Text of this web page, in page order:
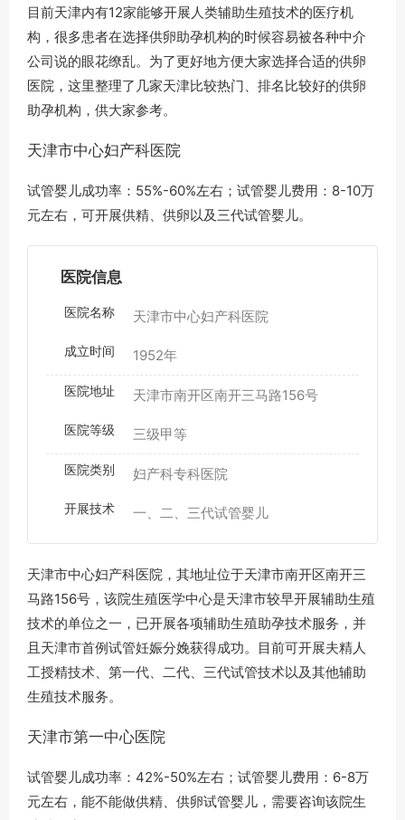
目前天津内有12家能够开展人类辅助生殖技术的医疗机
构，很多患者在选择供卵助孕机构的时候容易被各种中介
公司说的眼花缭乱。为了更好地方便大家选择合适的供卵
医院，这里整理了几家天津比较热门、排名比较好的供卵
助孕机构，供大家参考。
天津市中心妇产科医院
试管婴儿成功率：55%-60%左右；试管婴儿费用：8-10万
元左右，可开展供精、供卵以及三代试管婴儿。
医院信息
医院名称 天津市中心妇产科医院
成立时间 1952年
医院地址 天津市南开区南开三马路156号
医院等级 三级甲等
医院类别 妇产科专科医院
开展技术 一、二、三代试管婴儿
天津市中心妇产科医院，其地址位于天津市南开区南开三
马路156号，该院生殖医学中心是天津市较早开展辅助生殖
技术的单位之一，已开展各项辅助生殖助孕技术服务，并
且天津市首例试管妊娠分娩获得成功。目前可开展夫精人
工授精技术、第一代、二代、三代试管技术以及其他辅助
生殖技术服务。
天津市第一中心医院
试管婴儿成功率：42%-50%左右；试管婴儿费用：6-8万
元左右，能不能做供精、供卵试管婴儿，需要咨询该院生